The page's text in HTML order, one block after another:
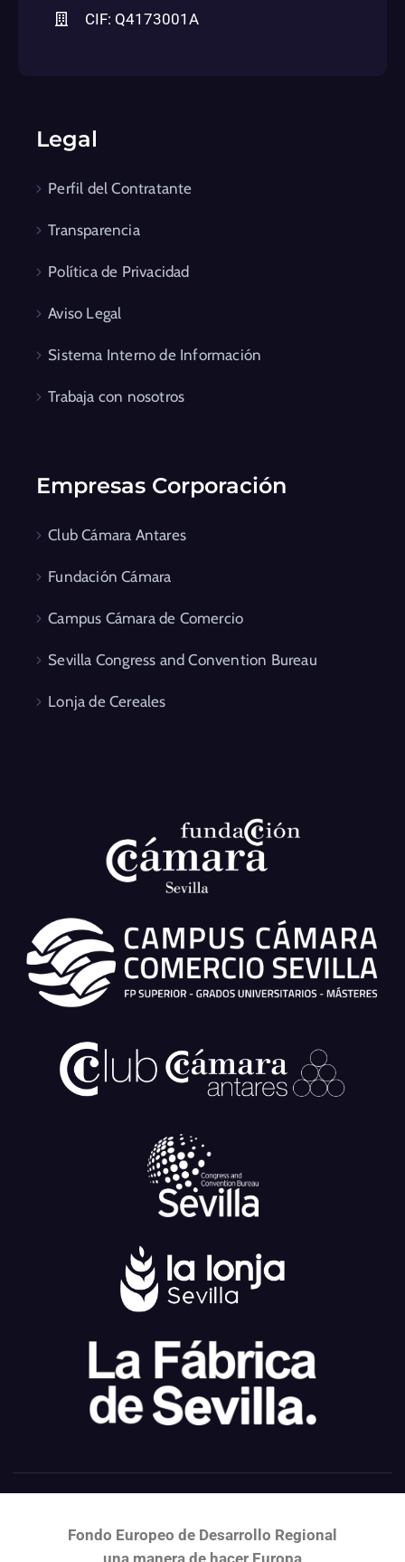
CIF: Q4173001A
Legal
Perfil del Contratante
Transparencia
Política de Privacidad
Aviso Legal
Sistema Interno de Información
Trabaja con nosotros
Empresas Corporación
Club Cámara Antares
Fundación Cámara
Campus Cámara de Comercio
Sevilla Congress and Convention Bureau
Lonja de Cereales
Fondo Europeo de Desarrollo Regional
una manera de hacer Europa